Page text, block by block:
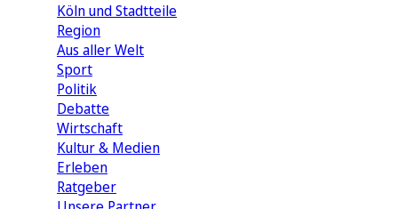
Köln und Stadtteile
Region
Aus aller Welt
Sport
Politik
Debatte
Wirtschaft
Kultur & Medien
Erleben
Ratgeber